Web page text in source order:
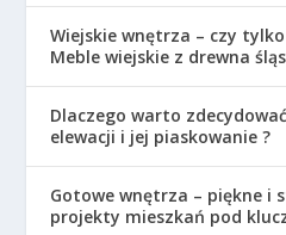
Wiejskie wnętrza – czy
Meble wiejskie z drewna
Dlaczego warto
elewacji i jej piaskowanie ?
Gotowe wnętrza – piękne i
projekty mieszkań pod